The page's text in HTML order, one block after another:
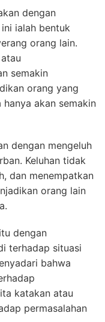
dengan
ialah bentuk
orang lain.
semakin
orang yang
akan semakin
dengan mengeluh
Keluhan tidak
dan menempatkan
orang lain
dengan
terhadap situasi
bahwa
katakan atau
permasalahan